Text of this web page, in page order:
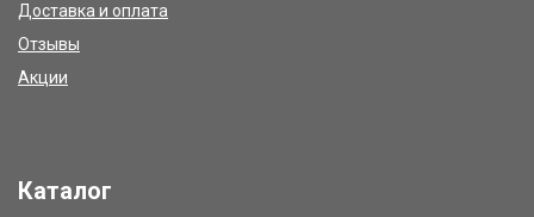
Доставка и оплата
Отзывы
Акции
Каталог